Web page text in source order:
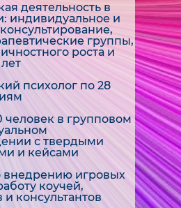
деятельность в
индивидуальное и
группы,
роста и
психолог по 28
человек в групповом
с твердыми
и кейсами
внедрению игровых
коучей,
и консультантов